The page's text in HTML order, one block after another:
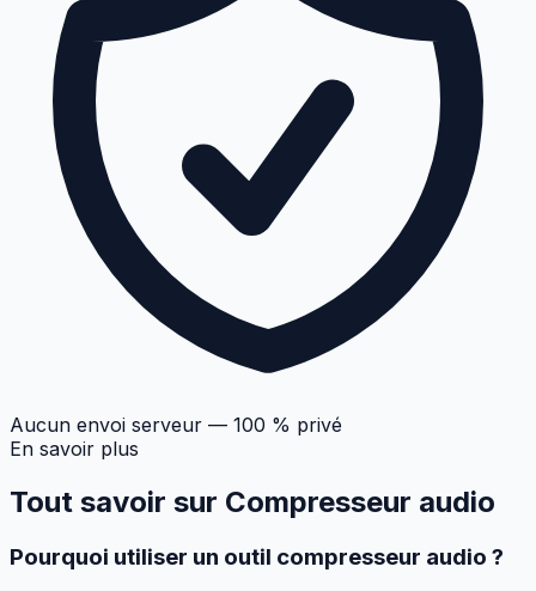
Aucun envoi serveur — 100 % privé
En savoir plus
Tout savoir sur Compresseur audio
Pourquoi utiliser un outil compresseur audio ?